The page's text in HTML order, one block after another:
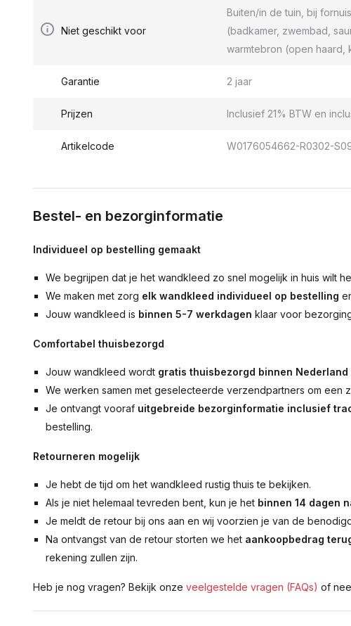
Niet geschikt voor
Buiten/in de tuin, bij
(badkamer, zwembad,
warmtebron (open haard,
Garantie 2 jaar
Prijzen Inclusief 21% BTW en
Artikelcode W0176054662-R0302-
Bestel- en bezorginformatie
Individueel op bestelling gemaakt
We begrijpen dat je het wandkleed zo snel mogelijk in huis wilt
We maken met zorg elk wandkleed individueel op bestelling
Jouw wandkleed is binnen 5-7 werkdagen klaar voor
Comfortabel thuisbezorgd
Jouw wandkleed wordt gratis thuisbezorgd binnen Nederland
We werken samen met geselecteerde verzendpartners om een
Je ontvangt vooraf uitgebreide bezorginformatie inclusief
bestelling.
Retourneren mogelijk
Je hebt de tijd om het wandkleed rustig thuis te bekijken.
Als je niet helemaal tevreden bent, kun je het binnen 14 dagen
Je meldt de retour bij ons aan en wij voorzien je van de
Na ontvangst van de retour storten we het aankoopbedrag
rekening zullen zijn.
Heb je nog vragen? Bekijk onze veelgestelde vragen (FAQs) of